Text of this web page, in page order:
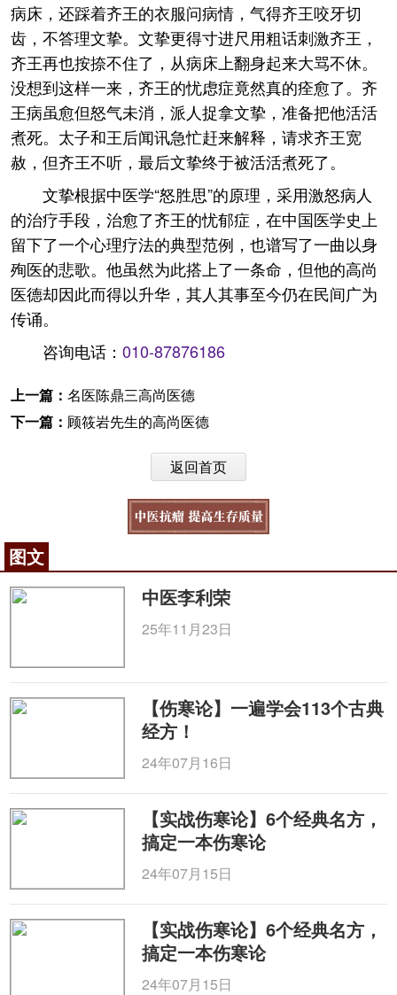
病床，还踩着齐王的衣服问病情，气得齐王咬牙切
齿，不答理文挚。文挚更得寸进尺用粗话刺激齐王，
齐王再也按捺不住了，从病床上翻身起来大骂不休。
没想到这样一来，齐王的忧虑症竟然真的痊愈了。齐
王病虽愈但怒气未消，派人捉拿文挚，准备把他活活
煮死。太子和王后闻讯急忙赶来解释，请求齐王宽
赦，但齐王不听，最后文挚终于被活活煮死了。
文挚根据中医学“怒胜思”的原理，采用激怒病人
的治疗手段，治愈了齐王的忧郁症，在中国医学史上
留下了一个心理疗法的典型范例，也谱写了一曲以身
殉医的悲歌。他虽然为此搭上了一条命，但他的高尚
医德却因此而得以升华，其人其事至今仍在民间广为
传诵。
咨询电话： 010-87876186
上一篇： 名医陈鼎三高尚医德
下一篇： 顾筱岩先生的高尚医德
返回首页
图文
中医李利荣
25年11月23日
【伤寒论】一遍学会113个古典
经方！
24年07月16日
【实战伤寒论】6个经典名方，
搞定一本伤寒论
24年07月15日
【实战伤寒论】6个经典名方，
搞定一本伤寒论
24年07月15日